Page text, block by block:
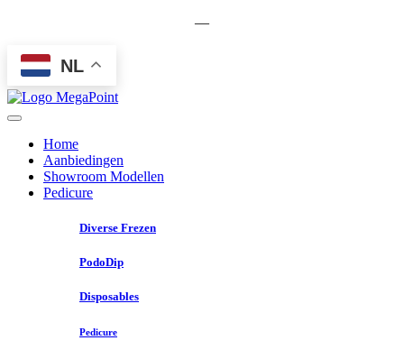
—
NL
Home
Aanbiedingen
Showroom Modellen
Pedicure
Diverse Frezen
PodoDip
Disposables
Pedicure